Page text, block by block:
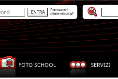
Password
dimenticata?
FOTO SCHOOL SERVIZI